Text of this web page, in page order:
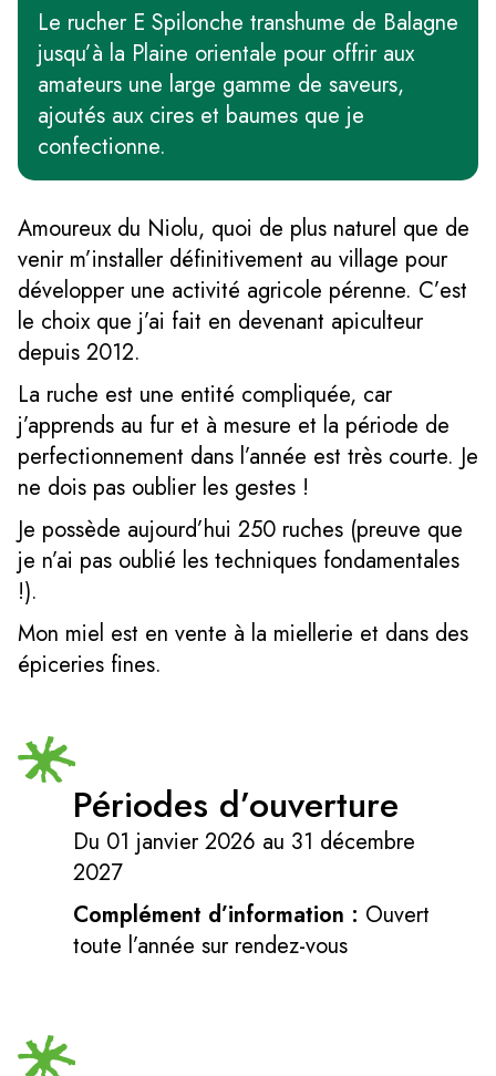
Le rucher E Spilonche transhume de Balagne
jusqu’à la Plaine orientale pour offrir aux
amateurs une large gamme de saveurs,
ajoutés aux cires et baumes que je
confectionne.
Amoureux du Niolu, quoi de plus naturel que de
venir m’installer définitivement au village pour
développer une activité agricole pérenne. C’est
le choix que j’ai fait en devenant apiculteur
depuis 2012.
La ruche est une entité compliquée, car
j’apprends au fur et à mesure et la période de
perfectionnement dans l’année est très courte. Je
ne dois pas oublier les gestes !
Je possède aujourd’hui 250 ruches (preuve que
je n’ai pas oublié les techniques fondamentales
!).
Mon miel est en vente à la miellerie et dans des
épiceries fines.
Périodes d’ouverture
Du 01 janvier 2026 au 31 décembre
2027
Complément d’information : Ouvert
toute l’année sur rendez-vous